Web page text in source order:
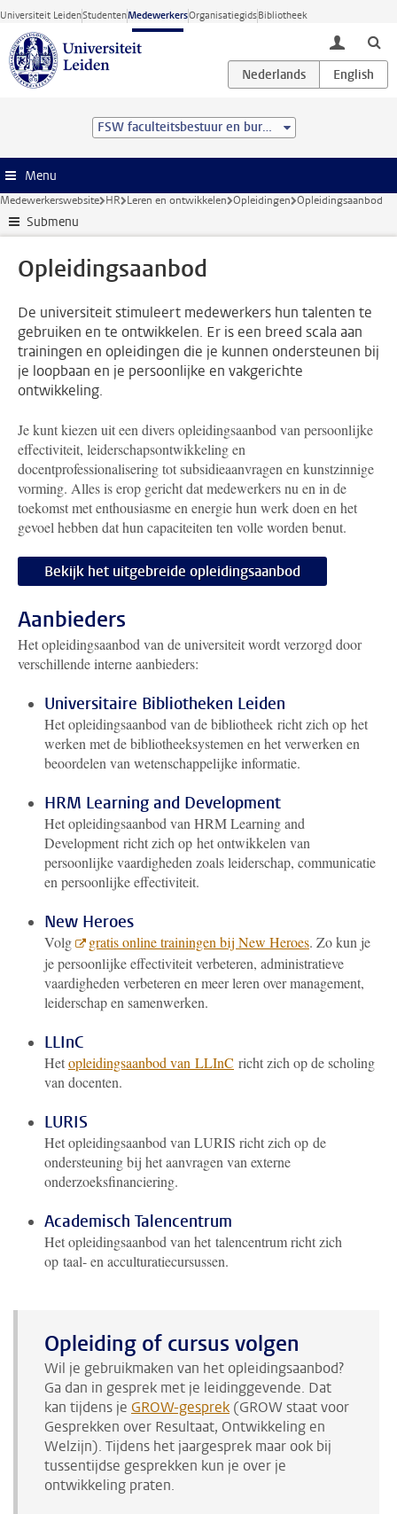
Ga direct naar de inhoud
Universiteit LeidenStudentenMedewerkersOrganisatiegidsBibliotheek
toggle
FSW faculteitsbestuur en bureau
Menu
Medewerkerswebsite HR Leren en ontwikkelen Opleidingen Opleidingsaanbod
Submenu
Opleidingsaanbod
De universiteit stimuleert medewerkers hun talenten te
gebruiken en te ontwikkelen. Er is een breed scala aan
trainingen en opleidingen die je kunnen ondersteunen bij
je loopbaan en je persoonlijke en vakgerichte
ontwikkeling.
Je kunt kiezen uit een divers opleidingsaanbod van persoonlijke
effectiviteit, leiderschapsontwikkeling en
docentprofessionalisering tot subsidieaanvragen en kunstzinnige
vorming. Alles is erop gericht dat medewerkers nu en in de
toekomst met enthousiasme en energie hun werk doen en het
gevoel hebben dat hun capaciteiten ten volle worden benut.
Bekijk het uitgebreide opleidingsaanbod
Aanbieders
Het opleidingsaanbod van de universiteit wordt verzorgd door
verschillende interne aanbieders:
Universitaire Bibliotheken Leiden
Het opleidingsaanbod van de bibliotheek richt zich op het
werken met de bibliotheeksystemen en het verwerken en
beoordelen van wetenschappelijke informatie.
HRM Learning and Development
Het opleidingsaanbod van HRMLearning and
Development richt zich op het ontwikkelen van
persoonlijke vaardigheden zoals leiderschap, communicatie
en persoonlijke effectiviteit.
New Heroes
Volg gratis online trainingen bij New Heroes. Zo kun je
je persoonlijke effectiviteit verbeteren, administratieve
vaardigheden verbeteren en meer leren over management,
leiderschap en samenwerken.
LLInC
Hetopleidingsaanbod van LLInC richt zich op de scholing
van docenten.
LURIS
Het opleidingsaanbod van LURIS richt zich op de
ondersteuning bij het aanvragen van externe
onderzoeksfinanciering.
Academisch Talencentrum
Het opleidingsaanbod van het talencentrum richt zich
op taal- en acculturatiecursussen.
Opleiding of cursus volgen
Wil je gebruikmaken van het opleidingsaanbod?
Ga dan in gesprek met je leidinggevende. Dat
kan tijdens je GROW-gesprek (GROW staat voor
Gesprekken over Resultaat, Ontwikkeling en
Welzijn). Tijdens het jaargesprek maar ook bij
tussentijdse gesprekken kun je over je
ontwikkeling praten.